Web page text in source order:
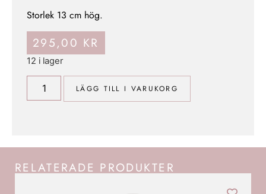
Storlek 13 cm hög.
295,00 KR
12 i lager
LÄGG TILL I VARUKORG
RELATERADE PRODUKTER